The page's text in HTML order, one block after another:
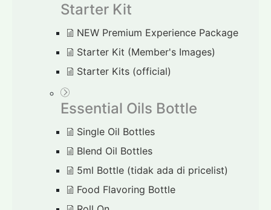
Starter Kit
NEW Premium Experience Package
Starter Kit (Member's Images)
Starter Kits (official)
Essential Oils Bottle
Single Oil Bottles
Blend Oil Bottles
5ml Bottle (tidak ada di pricelist)
Food Flavoring Bottle